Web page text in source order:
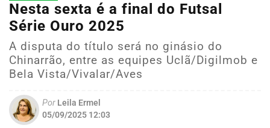
Nesta sexta é a final do Futsal
Série Ouro 2025
A disputa do título será no ginásio do
Chinarrão, entre as equipes Uclã/Digilmob e
Bela Vista/Vivalar/Aves
Por Leila Ermel
05/09/2025 12:03